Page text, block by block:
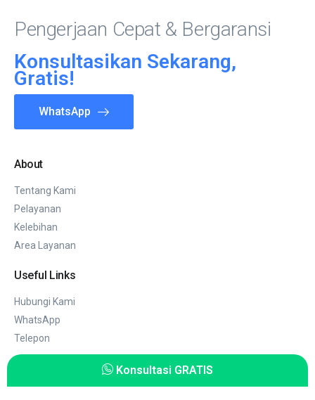
Pengerjaan Cepat & Bergaransi
Konsultasikan Sekarang,
Gratis!
WhatsApp
About
Tentang Kami
Pelayanan
Kelebihan
Area Layanan
Useful Links
Hubungi Kami
WhatsApp
Telepon
Konsultasi GRATIS